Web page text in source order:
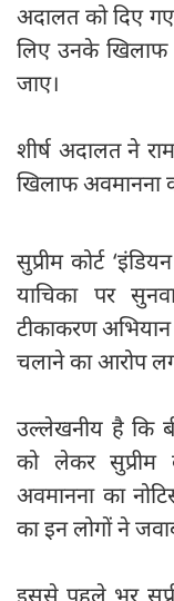
अदालत को दिए
लिए उनके खिलाफ
जाए।
शीर्ष अदालत ने
खिलाफ अवमानना
सुप्रीम कोर्ट
याचिका पर
टीकाकरण
चलाने का आरोप
उल्लेखनीय है कि
को लेकर
अवमानना का
का इन लोगों ने